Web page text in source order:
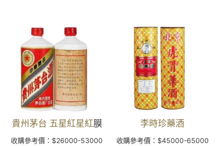
貴州茅台 五星紅星紅膜
收購參考價：$26000-53000
李時珍藥酒
收購參考價：$45000-65000